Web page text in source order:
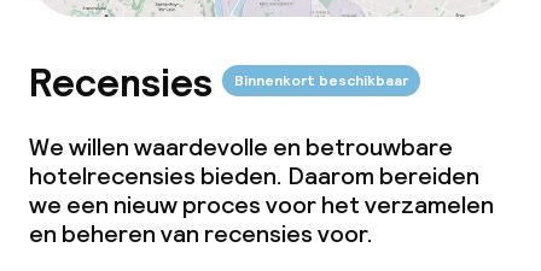
Recensies Binnenkort beschikbaar
We willen waardevolle en betrouwbare
hotelrecensies bieden. Daarom bereiden
we een nieuw proces voor het verzamelen
en beheren van recensies voor.